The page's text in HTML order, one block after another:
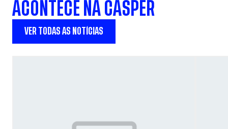
ACONTECE NA CÁSPER
VER TODAS AS NOTÍCIAS